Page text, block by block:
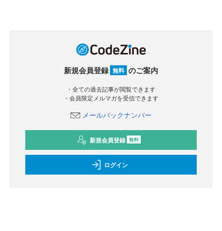
新規会員登録 無料 のご案内
・全ての過去記事が閲覧できます
・会員限定メルマガを受信できます
メールバックナンバー
新規会員登録 無料
ログイン